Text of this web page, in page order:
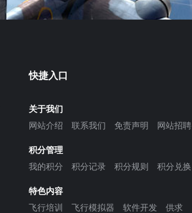
快捷入口
关于我们
网站介绍
联系我们 免责声明
网站招聘
积分管理
我的积分
积分记录 积分规则
积分兑换
特色内容
飞行培训
飞行模拟器 软件开发 供求